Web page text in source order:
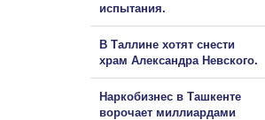
испытания.
В Таллине хотят снести
храм Александра Невского.
Наркобизнес в Ташкенте
ворочает миллиардами